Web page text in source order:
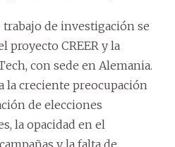
trabajo de investigación se
proyecto CREER y la
con sede en Alemania.
la creciente preocupación
de elecciones
la opacidad en el
y la falta de